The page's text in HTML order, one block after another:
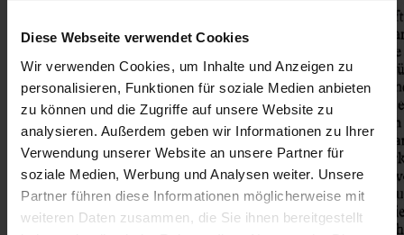
Diese Webseite verwendet Cookies
Wir verwenden Cookies, um Inhalte und Anzeigen zu
personalisieren, Funktionen für soziale Medien anbieten
zu können und die Zugriffe auf unsere Website zu
analysieren. Außerdem geben wir Informationen zu Ihrer
Verwendung unserer Website an unsere Partner für
soziale Medien, Werbung und Analysen weiter. Unsere
Partner führen diese Informationen möglicherweise mit
weiteren Daten zusammen, die Sie ihnen bereitgestellt